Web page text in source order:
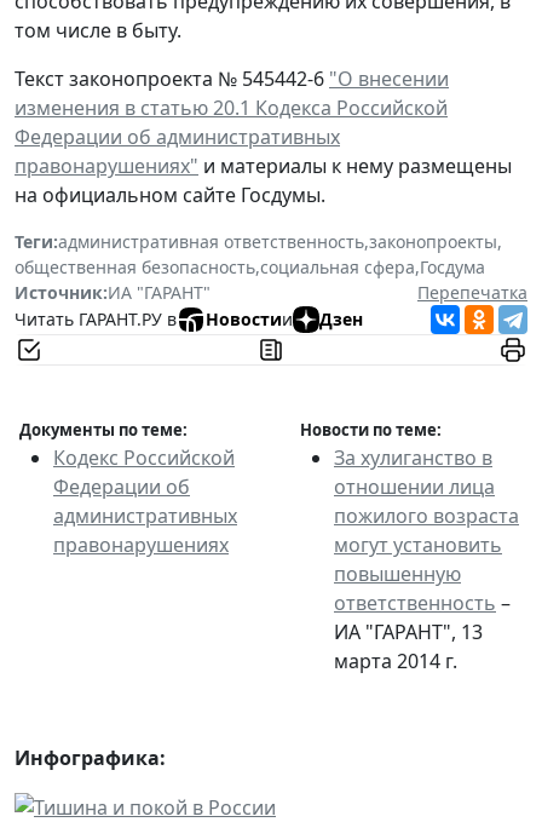
том числе в быту.
Текст законопроекта № 545442-6 "О внесении
изменения в статью 20.1 Кодекса Российской
Федерации об административных
правонарушениях" и материалы к нему размещены
на официальном сайте Госдумы.
Теги:административная ответственность,законопроекты,
общественная безопасность,социальная сфера,Госдума
Источник:ИА "ГАРАНТ"
Перепечатка
Читать ГАРАНТ.РУ в
Новостии Дзен
Документы по теме: Новости по теме:
Кодекс Российской
Федерации об
административных
правонарушениях
За хулиганство в
отношении лица
пожилого возраста
могут установить
повышенную
ответственность –
ИА "ГАРАНТ", 13
марта 2014 г.
Инфографика: